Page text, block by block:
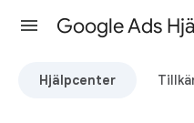
Google Ads
Hjälpcenter